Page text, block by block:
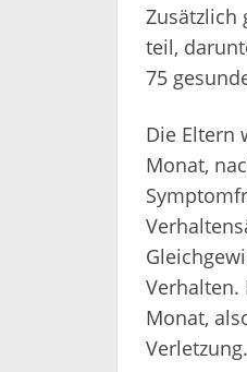
Zusätzlich
teil,
75
Die Eltern
Monat,
Verhalten.
Monat,
Verletzung.